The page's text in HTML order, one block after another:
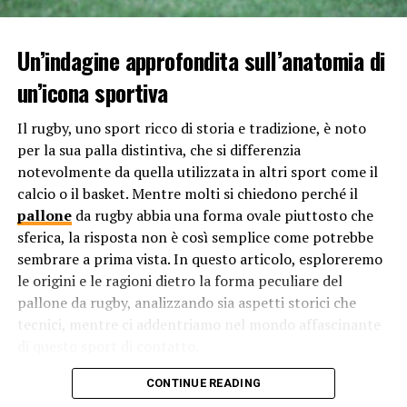
Attraverso la condivisione di esperienze, feedback e
errori commessi e migliorare le proprie prestazioni. La
comunicazione aperta e onesta permette di creare un
ambiente in cui gli individui si sentono a proprio agio nel
discutere dei propri punti di forza e delle aree in cui
possono migliorare. Ciò favorisce la crescita individuale
e collettiva, portando a un miglioramento complessivo
delle prestazioni della squadra nel tempo.
Infine, la comunicazione efficace all’interno di una
squadra può contribuire a costruire un senso di unità e
coesione. Quando i membri della squadra si sentono
ascoltati, compresi e inclusi nelle decisioni di squadra,
sono più propensi a impegnarsi attivamente e a lavorare
può creare un legame tra i membri della squadra,
rafforzando il senso di fiducia reciproca e di
Un’indagine approfondita sull’anatomia di
un’icona sportiva
Il rugby, uno sport ricco di storia e tradizione, è noto
per la sua palla distintiva, che si differenzia
notevolmente da quella utilizzata in altri sport come il
calcio o il basket. Mentre molti si chiedono perché il
palloneda rugby abbia una forma ovale piuttosto che
sferica, la risposta non è così semplice come potrebbe
sembrare a prima vista. In questo articolo, esploreremo
le origini e le ragioni dietro la forma peculiare del
pallone da rugby, analizzando sia aspetti storici che
tecnici, mentre ci addentriamo nel mondo affascinante
Le origini del pallone da rugby: Un
CONTINUE READING